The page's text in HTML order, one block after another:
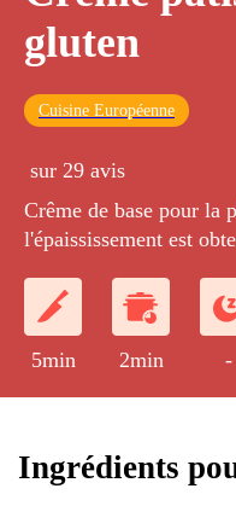
gluten
Cuisine Européenne
sur 29 avis
Crême de base pour la
l'épaississement est
5min 2min -
Ingrédients